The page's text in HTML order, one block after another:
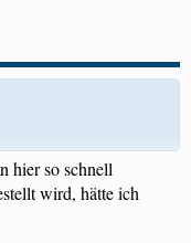
hier so schnell
wird, hätte ich